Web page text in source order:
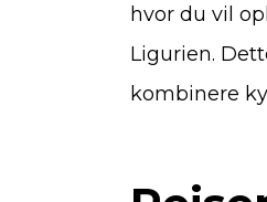
hvor du vil
Ligurien.
kombinere